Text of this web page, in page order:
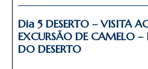
Dia 5 DESERTO – VISITA
EXCURSÃO DE CAMELO
DO DESERTO